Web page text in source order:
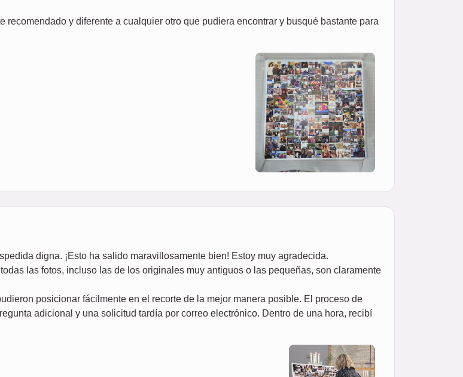
recomendado y diferente a cualquier otro que pudiera encontrar y busqué bastante para
digna. ¡Esto ha salido maravillosamente bien! Estoy muy agradecida.
las fotos, incluso las de los originales muy antiguos o las pequeñas, son claramente
posicionar fácilmente en el recorte de la mejor manera posible. El proceso de
adicional y una solicitud tardía por correo electrónico. Dentro de una hora, recibí